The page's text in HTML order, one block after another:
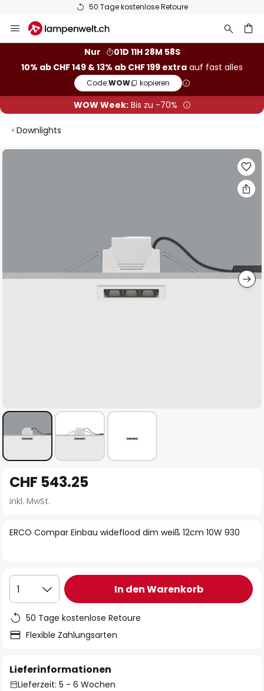
50 Tage kostenlose Retoure
Inhalt
Nur
01D 11H 28M 57S
10% ab CHF 149 & 13% ab CHF 199 extra auf fast alles
Code:WOW kopieren
WOW Week:Bis zu -70%
Downlights
Zum
Anfang
der
springen
ERCO Compar Einbau wideflood dim weiß 12cm 10W 930
CHF 543.25
inkl. MwSt.
1 In den Warenkorb
50 Tage kostenlose Retoure
Flexible Zahlungsarten
Lieferinformationen
Lieferzeit: 5 - 6 Wochen